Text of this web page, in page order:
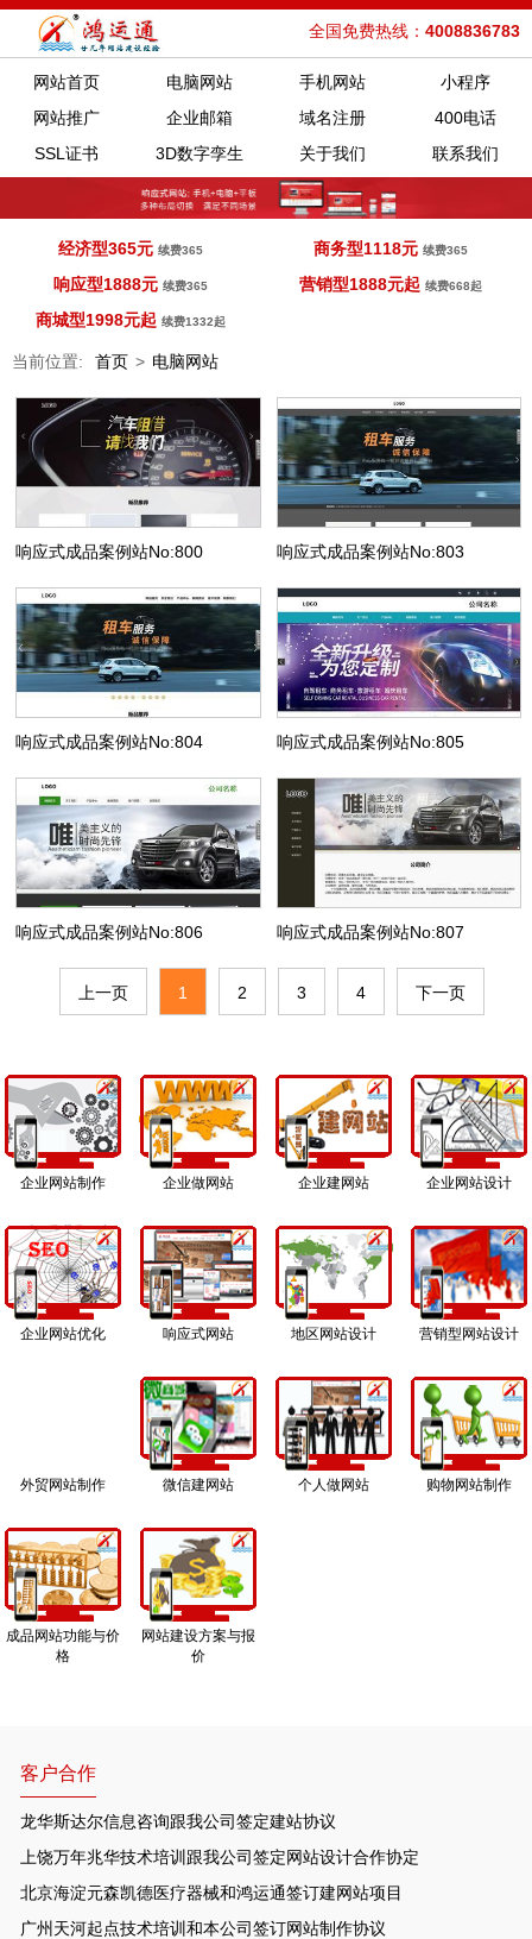
全国免费热线： 4008836783
网站首页 电脑网站 手机网站
小程序
网站推广
企业邮箱 域名注册
400电话
SSL证书
3D数字孪生 关于我们 联系我们
经济型365元 续费365 商务型1118元续费365
响应型1888元 续费365 营销型1888元起续费668起
商城型1998元起 续费1332起
当前位置: 首页 > 电脑网站
响应式成品案例站No:800 响应式成品案例站No:803
响应式成品案例站No:804 响应式成品案例站No:805
响应式成品案例站No:806 响应式成品案例站No:807
上一页 1 2 3 4 下一页
企业网站制作 企业做网站 企业建网站 企业网站设计
企业网站优化 响应式网站 地区网站设计 营销型网站设计
外贸网站制作 微信建网站 个人做网站 购物网站制作
成品网站功能与价
格
网站建设方案与报
价
客户合作
龙华斯达尔信息咨询跟我公司签定建站协议
上饶万年兆华技术培训跟我公司签定网站设计合作协定
北京海淀元森凯德医疗器械和鸿运通签订建网站项目
广州天河起点技术培训和本公司签订网站制作协议